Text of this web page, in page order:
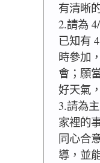
有清晰
2.請為
已知有
時參加
會；願
好天氣
3.請為
家裡的
同心合
導，並